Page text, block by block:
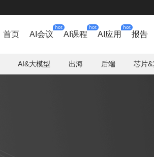
首页 AI会议
hot
AI课程
hot
AI应用
hot
报告
AI&大模型 出海 后端 芯片&